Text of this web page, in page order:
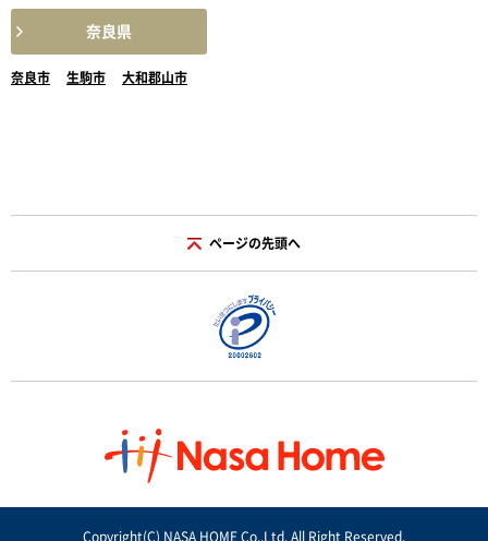
奈良県
奈良市 生駒市 大和郡山市
ページの先頭へ
Copyright(C) NASA HOME Co.,Ltd. All Right Reserved.